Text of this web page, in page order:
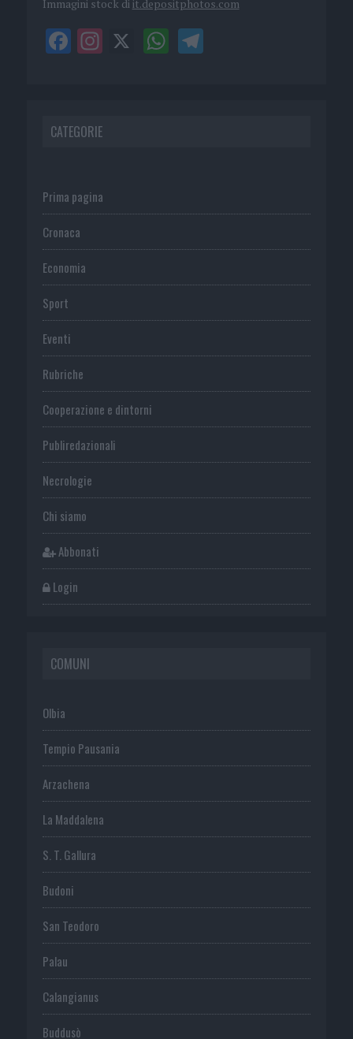
Immagini stock di it.depositphotos.com
CATEGORIE
Prima pagina
Cronaca
Economia
Sport
Eventi
Rubriche
Cooperazione e dintorni
Publiredazionali
Necrologie
Chi siamo
Abbonati
Login
COMUNI
Olbia
Tempio Pausania
Arzachena
La Maddalena
S. T. Gallura
Budoni
San Teodoro
Palau
Calangianus
Buddusò